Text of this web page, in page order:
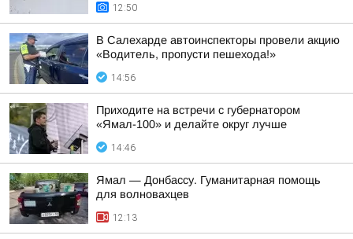
12:50
В Салехарде автоинспекторы провели акцию
«Водитель, пропусти пешехода!»
14:56
Приходите на встречи с губернатором
«Ямал-100» и делайте округ лучше
14:46
Ямал — Донбассу. Гуманитарная помощь
для волновахцев
12:13